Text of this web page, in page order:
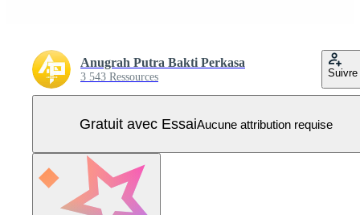
Anugrah Putra Bakti Perkasa
3 543 Ressources Suivre
Gratuit avec EssaiAucune attribution requise